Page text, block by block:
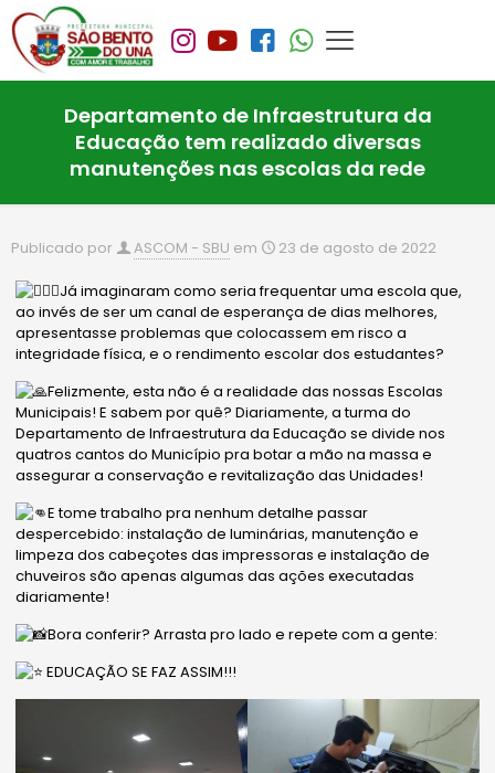
Departamento de Infraestrutura da
Educação tem realizado diversas
manutenções nas escolas da rede
Publicado por ASCOM - SBU em 23 de agosto de 2022
Já imaginaram como seria frequentar uma escola que,
ao invés de ser um canal de esperança de dias melhores,
apresentasse problemas que colocassem em risco a
integridade física, e o rendimento escolar dos estudantes?
Felizmente, esta não é a realidade das nossas Escolas
Municipais! E sabem por quê? Diariamente, a turma do
Departamento de Infraestrutura da Educação se divide nos
quatros cantos do Município pra botar a mão na massa e
assegurar a conservação erevitalização das Unidades!
E tome trabalho pra nenhum detalhe passar
despercebido: instalação de luminárias, manutenção e
limpeza dos cabeçotes das impressoras e instalação de
chuveiros são apenas algumas das ações executadas
diariamente!
Bora conferir? Arrasta pro lado e repete com a gente:
EDUCAÇÃO SE FAZ ASSIM!!!